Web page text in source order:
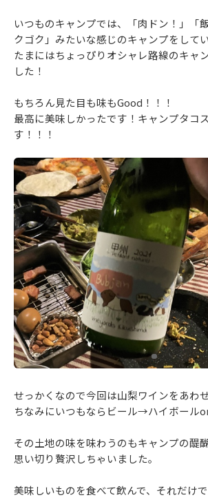
いつものキャンプでは、「肉ドン！」「
クゴク」みたいな感じのキャンプをしてい
たまにはちょっぴりオシャレ路線のキャ
した！
もちろん見た目も味もGood！！！
最高に美味しかったです！キャンプタコ
す！！！
せっかくなので今回は山梨ワインをあわ
ちなみにいつもならビール→ハイボールor
その土地の味を味わうのもキャンプの醍
思い切り贅沢しちゃいました。
美味しいものを食べて飲んで、それだけで